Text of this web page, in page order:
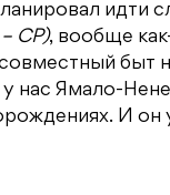
идти
– СР), вообще
быт
нас Ямало-
И он